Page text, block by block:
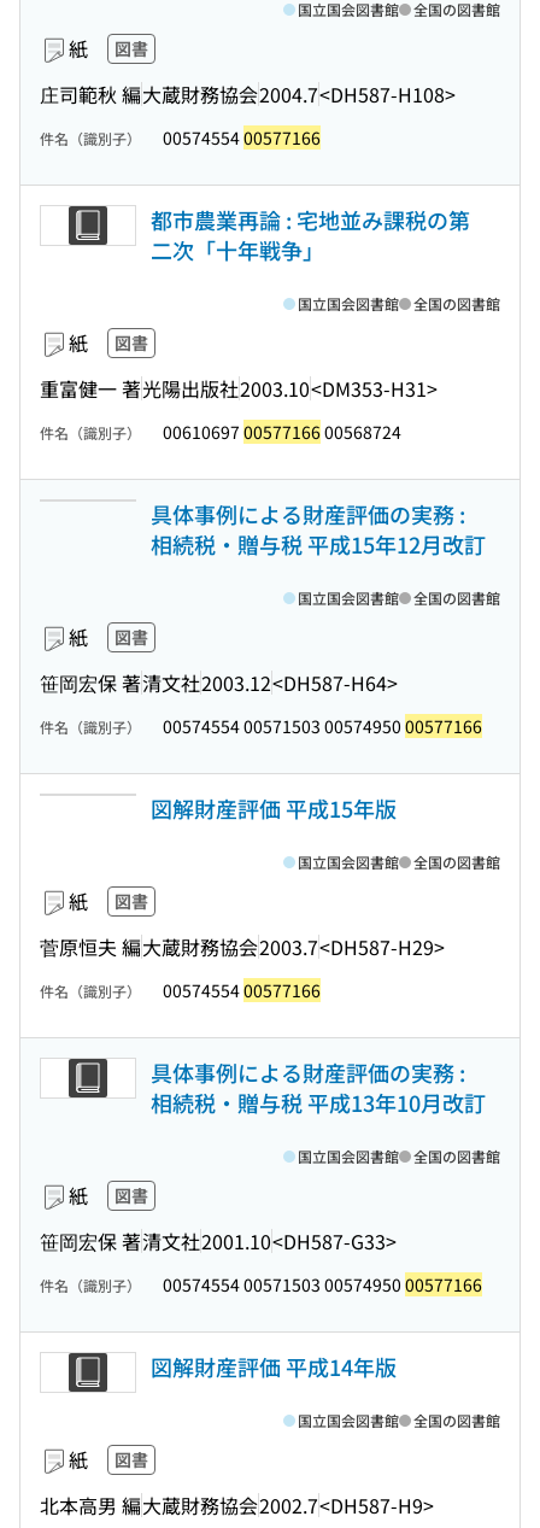
紙 図書
庄司範秋 編大蔵財務協会2004.7<DH587-H108>
国立国会図書館 全国の図書館
件名（識別子） 0057455400577166
都市農業再論 : 宅地並み課税の第
二次「十年戦争」
紙 図書
重富健一 著光陽出版社2003.10<DM353-H31>
国立国会図書館 全国の図書館
件名（識別子） 00610697 0057716600568724
具体事例による財産評価の実務 :
相続税・贈与税 平成15年12月改訂
紙 図書
笹岡宏保 著清文社2003.12<DH587-H64>
国立国会図書館 全国の図書館
件名（識別子） 00574554 00571503 00574950 00577166
図解財産評価 平成15年版
紙 図書
菅原恒夫 編大蔵財務協会2003.7<DH587-H29>
国立国会図書館 全国の図書館
件名（識別子） 0057455400577166
具体事例による財産評価の実務 :
相続税・贈与税 平成13年10月改訂
紙 図書
笹岡宏保 著清文社2001.10<DH587-G33>
国立国会図書館 全国の図書館
件名（識別子） 00574554 00571503 00574950 00577166
図解財産評価 平成14年版
紙 図書
北本高男 編大蔵財務協会2002.7<DH587-H9>
国立国会図書館 全国の図書館